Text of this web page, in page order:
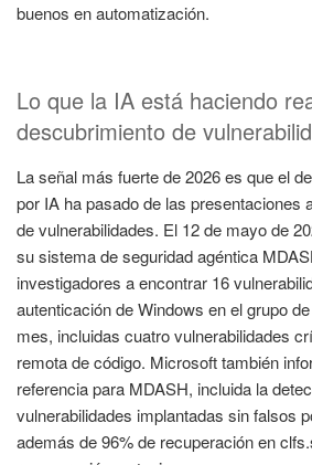
buenos en automatización.
Lo que la IA está haciendo
descubrimiento de
La señal más fuerte de 2026 es que el
por IA ha pasado de las presentaciones
de vulnerabilidades. El 12 de mayo de
su sistema de seguridad agéntica
investigadores a encontrar 16
autenticación de Windows en el grupo
mes, incluidas cuatro vulnerabilidades
remota de código. Microsoft también
referencia para MDASH, incluida la
vulnerabilidades implantadas sin falsos
además de 96% de recuperación en